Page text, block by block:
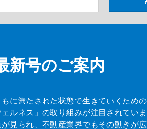
新号のご案内
に満たされた状態で生きていくための
ルネス」の取り組みが注目されていま
見られ、不動産業界でもその動きが広